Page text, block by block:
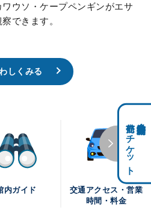
ウソ・ケープペンギンがエサ
できます。
しくみる
内ガイド
交通アクセス・営業
時間・料金
前売りチケット